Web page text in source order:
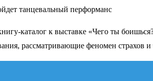
каталог к выставке «Чего ты
рассматривающие феномен страхов